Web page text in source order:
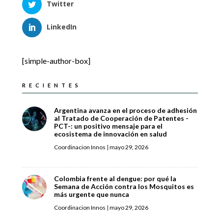
Twitter
LinkedIn
[simple-author-box]
RECIENTES
Argentina avanza en el proceso de adhesión
al Tratado de Cooperación de Patentes -
PCT-: un positivo mensaje para el
ecosistema de innovación en salud
Coordinacion Innos | mayo 29, 2026
Colombia frente al dengue: por qué la
Semana de Acción contra los Mosquitos es
más urgente que nunca
Coordinacion Innos | mayo 29, 2026